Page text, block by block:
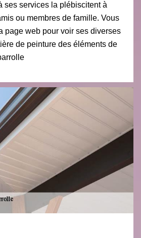
ses services la plébiscitent à
ou membres de famille. Vous
page web pour voir ses diverses
de peinture des éléments de